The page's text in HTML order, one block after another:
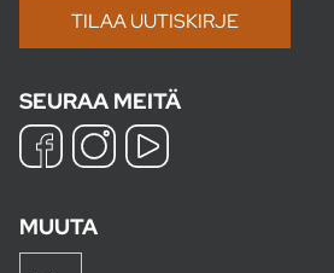
SEURAA MEITÄ
MUUTA